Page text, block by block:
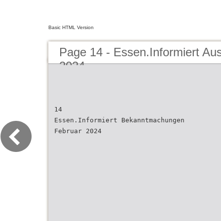
Basic HTML Version
Page 14 - Essen.Informiert
2024
14
Essen.Informiert Bekanntmachungen
Februar 2024